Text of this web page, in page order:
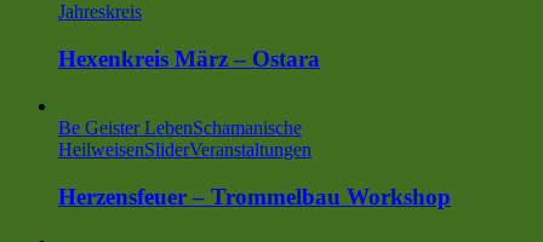
Jahreskreis
Hexenkreis März – Ostara
Be Geister LebenSchamanische
HeilweisenSliderVeranstaltungen
Herzensfeuer – Trommelbau Workshop